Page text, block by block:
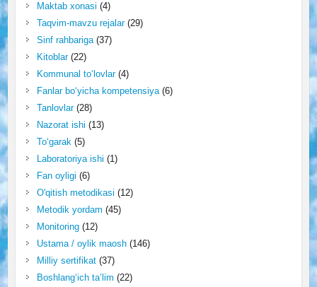
Maktab xonasi (4)
Taqvim-mavzu rejalar(29)
Sinf rahbariga(37)
Kitoblar(22)
Kommunal to‘lovlar(4)
Fanlar bo‘yicha kompetensiya(6)
Tanlovlar(28)
Nazorat ishi (13)
To‘garak(5)
Laboratoriya ishi (1)
Fan oyligi (6)
O'qitish metodikasi (12)
Metodik yordam (45)
Monitoring(12)
Ustama / oylik maosh(146)
Milliy sertifikat(37)
Boshlang‘ich ta’lim (22)